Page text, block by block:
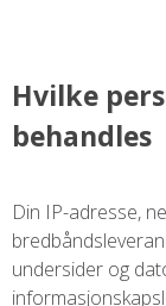
Hvilke
behandles
Din IP-adresse,
undersider og